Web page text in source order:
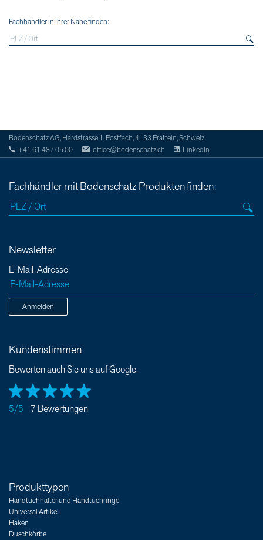
Fachhändler in Ihrer Nähe finden:
Bodenschatz AG, Hardstrasse 1, Postfach, 4133 Pratteln, Schweiz
+41 61 487 05 00
office@bodenschatz.ch LinkedIn
Fachhändler mit Bodenschatz Produkten finden:
Newsletter
E-Mail-Adresse
Anmelden
Kundenstimmen
Bewerten auch Sie uns auf Google.
5/5 7 Bewertungen
Produkttypen
Handtuchhalter und Handtuchringe
Universal Artikel
Haken
Duschkörbe